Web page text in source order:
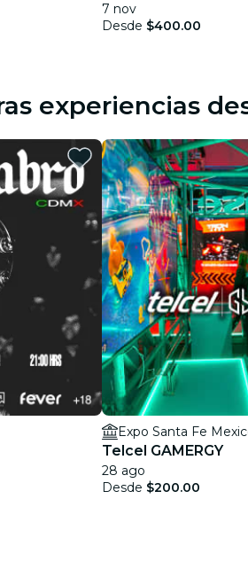
7 nov
Desde $400.00
experiencias
Expo Santa Fe
Telcel GAMERGY
28 ago
Desde $200.00